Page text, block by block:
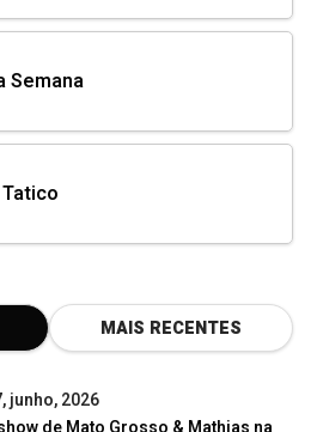
Semana
MAIS RECENTES
junho, 2026